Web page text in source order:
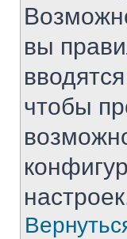
вы
чтобы